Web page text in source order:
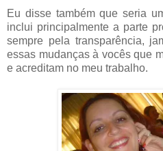
Eu disse também que seria
inclui principalmente a parte
sempre pela transparência,
essas mudanças à vocês que
e acreditam no meu trabalho.